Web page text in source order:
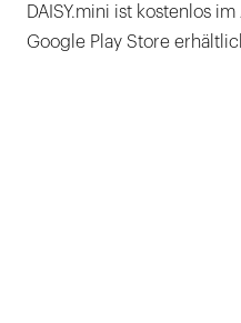
DAISY.mini ist kostenlos
Google Play Store